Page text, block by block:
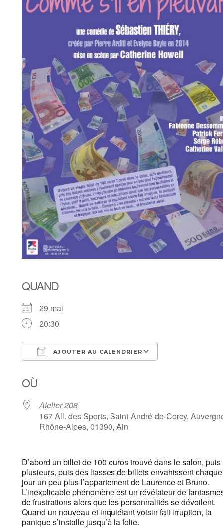
QUAND
29 mai
20:30
AJOUTER AU CALENDRIER
OÙ
Atelier 208
167 All. des Sports, Saint-André-de-Corcy,
Rhône-Alpes, 01390, Ain
D’abord un billet de 100 euros trouvé dans le salon, puis
plusieurs, puis des liasses de billets envahissent chaque
jour un peu plus l’appartement de Laurence et Bruno.
L’inexplicable phénomène est un révélateur de
de frustrations alors que les personnalités se dévoilent.
Quand un nouveau et inquiétant voisin fait irruption, la
panique s’installe jusqu’à la folie.